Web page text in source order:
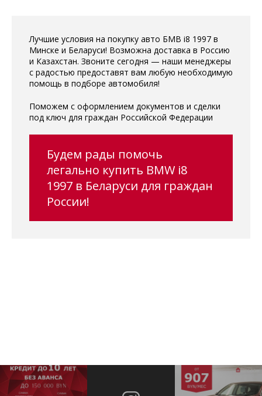
Лучшие условия на покупку авто БМВ i8 1997 в
Минске и Беларуси! Возможна доставка в Россию
и Казахстан. Звоните сегодня — наши менеджеры
с радостью предоставят вам любую необходимую
помощь в подборе автомобиля!
Поможем с оформлением документов и сделки
под ключ для граждан Российской Федерации
Будем рады помочь
легально купить BMW i8
1997 в Беларуси для граждан
России!